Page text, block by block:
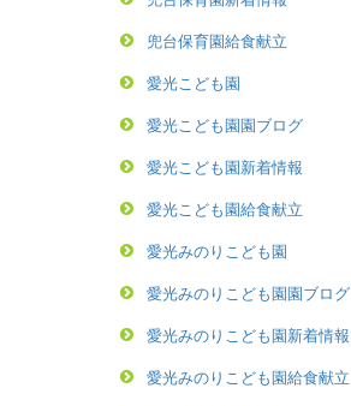
兜台保育園給食献立
愛光こども園
愛光こども園園ブログ
愛光こども園新着情報
愛光こども園給食献立
愛光みのりこども園
愛光みのりこども園園ブログ
愛光みのりこども園新着情報
愛光みのりこども園給食献立